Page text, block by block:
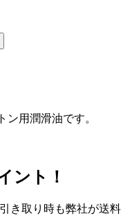
ン用潤滑油です。
ント！
き取り時も弊社が送料